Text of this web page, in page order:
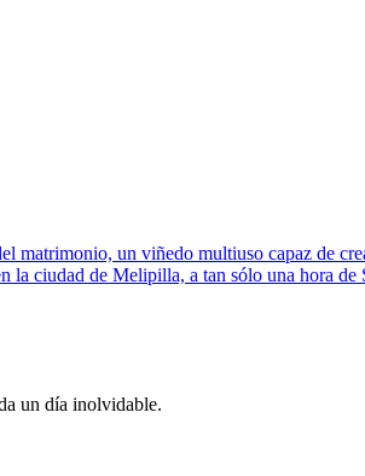
matrimonio, un viñedo multiuso capaz de
ciudad de Melipilla, a tan sólo una hora
un día inolvidable.